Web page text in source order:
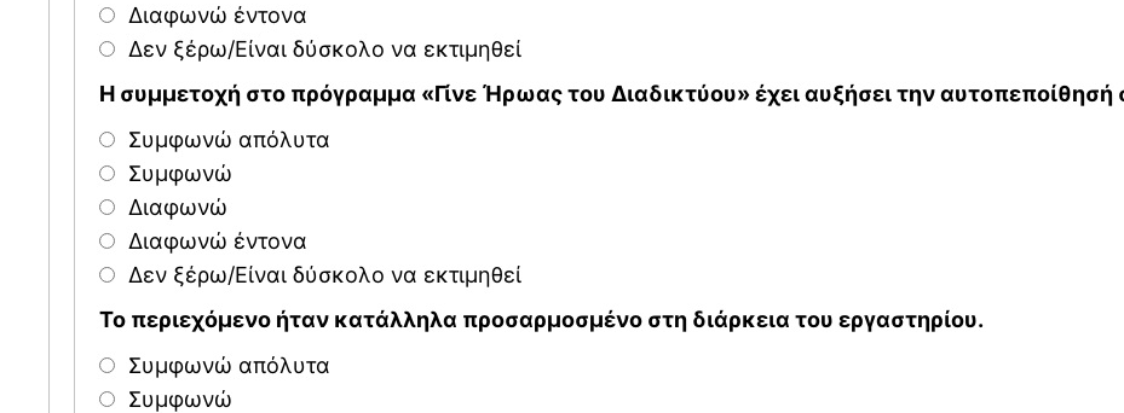
Διαφωνώ έντονα
Δεν ξέρω/Είναι δύσκολο να εκτιμηθεί
Η συμμετοχή στο πρόγραμμα «Γίνε Ήρωας του Διαδικτύου» έχει αυξήσει την
Συμφωνώ απόλυτα
Συμφωνώ
Διαφωνώ
Διαφωνώ έντονα
Δεν ξέρω/Είναι δύσκολο να εκτιμηθεί
Το περιεχόμενο ήταν κατάλληλα προσαρμοσμένο στη διάρκεια του εργαστηρίου.
Συμφωνώ απόλυτα
Συμφωνώ